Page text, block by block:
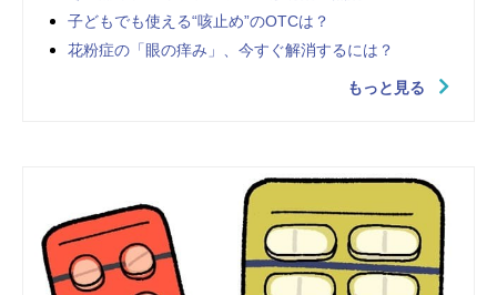
子どもでも使える“咳止め”のOTCは？
花粉症の「眼の痒み」、今すぐ解消するには？
もっと見る